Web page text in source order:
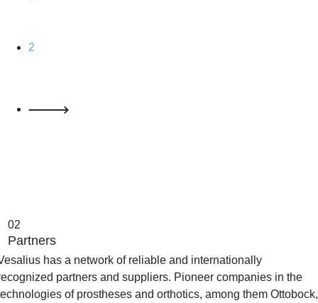
2
02
Partners
has a network of reliable and internationally
partners and suppliers. Pioneer companies in the
of prostheses and orthotics, among them Ottobock,